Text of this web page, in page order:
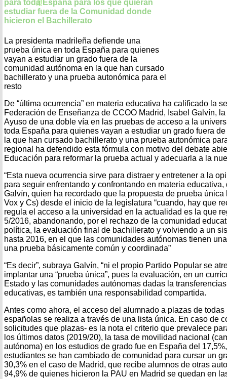
para toda España para los que quieran
estudiar fuera de la Comunidad donde
hicieron el Bachillerato
La presidenta madrileña defiende una
prueba única en toda España para quienes
vayan a estudiar un grado fuera de la
comunidad autónoma en la que han cursado
bachillerato y una prueba autonómica para el
resto
De “última ocurrencia” en materia educativa ha calificado la
Federación de Enseñanza de CCOO Madrid, Isabel Galvín,
Ayuso de una doble vía en las pruebas de acceso a la
toda España para quienes vayan a estudiar un grado fuera
la que han cursado bachillerato y una prueba autonómica
regional ha defendido esta fórmula con motivo del debate
Educación para reformar la prueba actual y adecuarla a la
“Esta nueva ocurrencia sirve para distraer y entretener a la
para seguir enfrentando y confrontando en materia
Galvín, quien ha recordado que la propuesta de prueba
Vox y Cs) desde el inicio de la legislatura “cuando, hay que
regula el acceso a la universidad en la actualidad es la que
5/2016, abandonando, por el rechazo de la comunidad
política, la evaluación final de bachillerato y volviendo a un
hasta 2016, en el que las comunidades autónomas tienen
una prueba básicamente común y coordinada”
“Es decir”, subraya Galvín, “ni el propio Partido Popular se
implantar una “prueba única”, pues la evaluación, en un
Estado y las comunidades autónomas dadas la
educativas, es también una responsabilidad compartida.
Antes como ahora, el acceso del alumnado a plazas de
españolas se realiza a través de una lista única. En caso de
solicitudes que plazas- es la nota el criterio que prevalece
los últimos datos (2019/20), la tasa de movilidad nacional
autónoma) en los estudios de grado fue en España del
estudiantes se han cambiado de comunidad para cursar un
30,3% en el caso de Madrid, que recibe alumnos de otras
94,9% de quienes hicieron la PAU en Madrid se quedan en